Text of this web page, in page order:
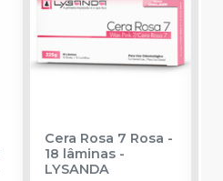
Cera Rosa 7 Rosa -
18 lâminas-
LYSANDA